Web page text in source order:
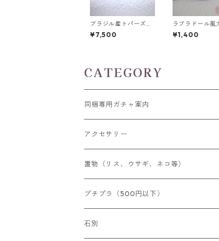
ブラジル産トパーズキ
ャッツアイ ラウンドカ
ボションルース 1.6ct
¥7,500
ラブラドール風
ーライト彫刻
g前後 高さ
¥1,400
CATEGORY
同梱専用ガチャ案内
アクセサリー
空枠
リング
ペンダントトップ
置物（リス、ウサギ、ネコ等）
プチプラ（500円以下）
石別